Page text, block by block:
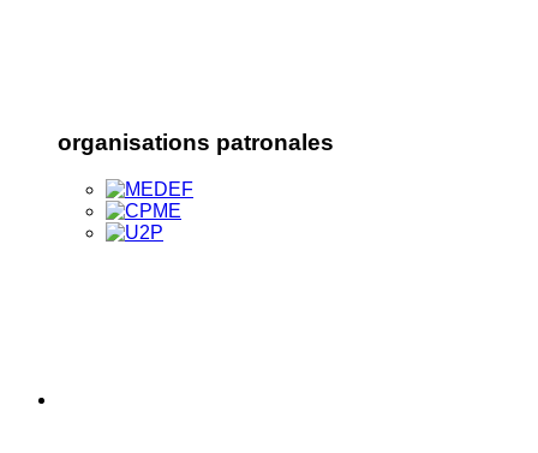
organisations patronales